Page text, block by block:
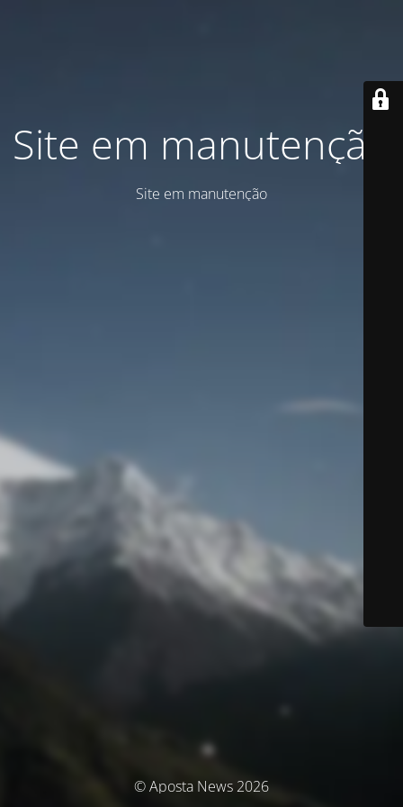
Site em manutenção
Site em manutenção
© Aposta News 2026